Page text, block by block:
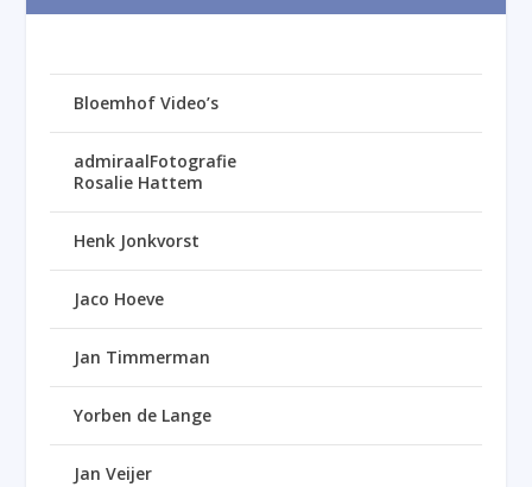
Bloemhof Video’s
admiraalFotografie
Rosalie Hattem
Henk Jonkvorst
Jaco Hoeve
Jan Timmerman
Yorben de Lange
Jan Veijer